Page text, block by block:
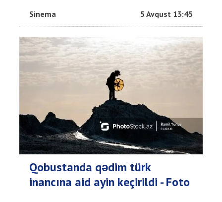
Sinema 5 Avqust 13:45
Qobustanda qədim türk
inancına aid ayin keçirildi - Foto